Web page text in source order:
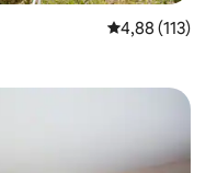
4,88 (113)